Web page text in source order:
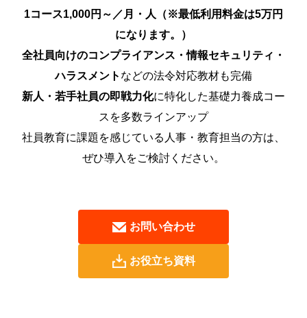
1コース1,000円～／月・人（※最低利用料金は5万円
になります。）
全社員向けのコンプライアンス・情報セキュリティ・
ハラスメント などの法令対応教材も完備
新人・若手社員の即戦力化に特化した基礎力養成コー
スを多数ラインアップ
社員教育に課題を感じている人事・教育担当の方は、
ぜひ導入をご検討ください。
お問い合わせ
お役立ち資料